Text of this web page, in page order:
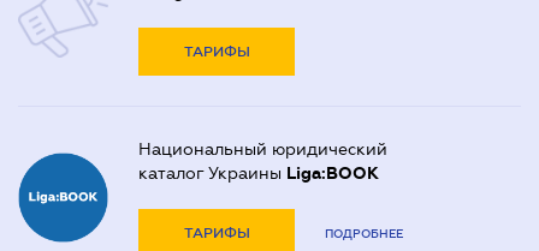
ТАРИФЫ
Национальный юридический
каталог Украины Liga:BOOK
ТАРИФЫ ПОДРОБНЕЕ